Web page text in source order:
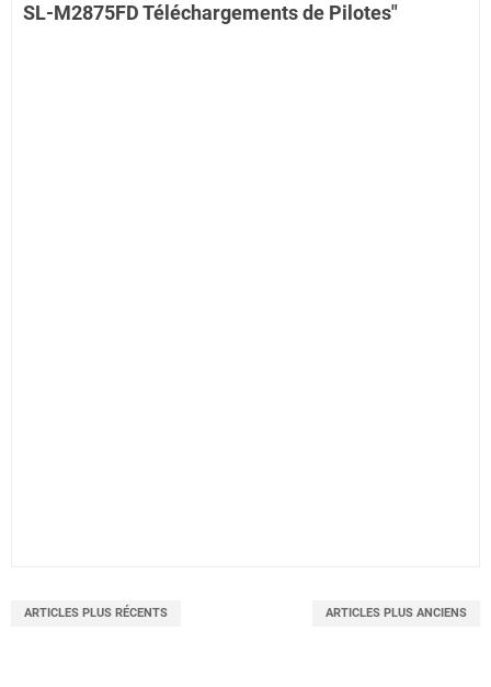
SL-M2875FD Téléchargements de Pilotes"
ARTICLES PLUS RÉCENTS ARTICLES PLUS ANCIENS